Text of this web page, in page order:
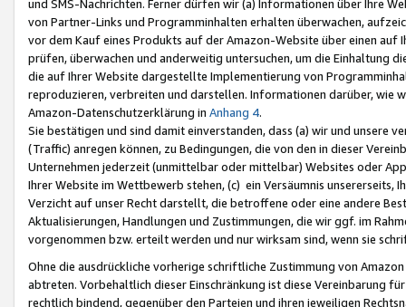
und SMS-Nachrichten. Ferner dürfen wir (a) Informationen über Ihre
von Partner-Links und Programminhalten erhalten überwachen,
vor dem Kauf eines Produkts auf der Amazon-Website über einen
prüfen, überwachen und anderweitig untersuchen, um die Einhaltung
die auf Ihrer Website dargestellte Implementierung von
reproduzieren, verbreiten und darstellen. Informationen darüber, wie
Amazon-Datenschutzerklärung in Anhang 4.
Sie bestätigen und sind damit einverstanden, dass (a) wir und
(Traffic) anregen können, zu Bedingungen, die von den in dieser
Unternehmen jederzeit (unmittelbar oder mittelbar) Websites oder
Ihrer Website im Wettbewerb stehen, (c) ein Versäumnis unsererseits,
Verzicht auf unser Recht darstellt, die betroffene oder eine andere
Aktualisierungen, Handlungen und Zustimmungen, die wir ggf. im
vorgenommen bzw. erteilt werden und nur wirksam sind, wenn sie
Ohne die ausdrückliche vorherige schriftliche Zustimmung von
abtreten. Vorbehaltlich dieser Einschränkung ist diese Vereinbarung
rechtlich bindend, gegenüber den Parteien und ihren jeweiligen